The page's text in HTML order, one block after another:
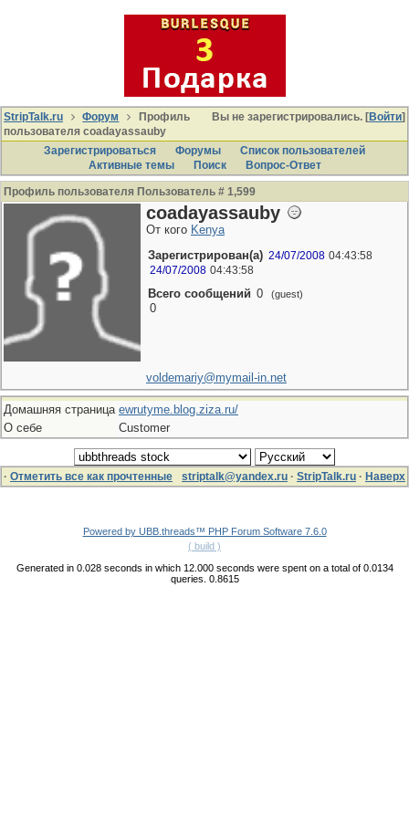
Вы не зарегистрировались. [Войти]
StripTalk.ru Форум
Профиль
пользователя coadayassauby
Зарегистрироваться
Форумы
Список пользователей
Активные темы
Поиcк Вопрос-Ответ
Профиль пользователя Пользователь # 1,599
coadayassauby
От кого Kenya
Зарегистрирован(а) 24/07/2008 04:43:58
24/07/2008 04:43:58
Всего сообщений 0 (guest)
0
voldemariy@mymail-in.net
Домашняя страница ewrutyme.blog.ziza.ru/
О себе
Customer
· Отметить все как прочтенные striptalk@yandex.ru · StripTalk.ru · Наверх
Powered by UBB.threads™ PHP Forum Software 7.6.0
( build )
Generated in 0.028 seconds in which 12.000 seconds were spent on a total of 0.0134
queries. 0.8615